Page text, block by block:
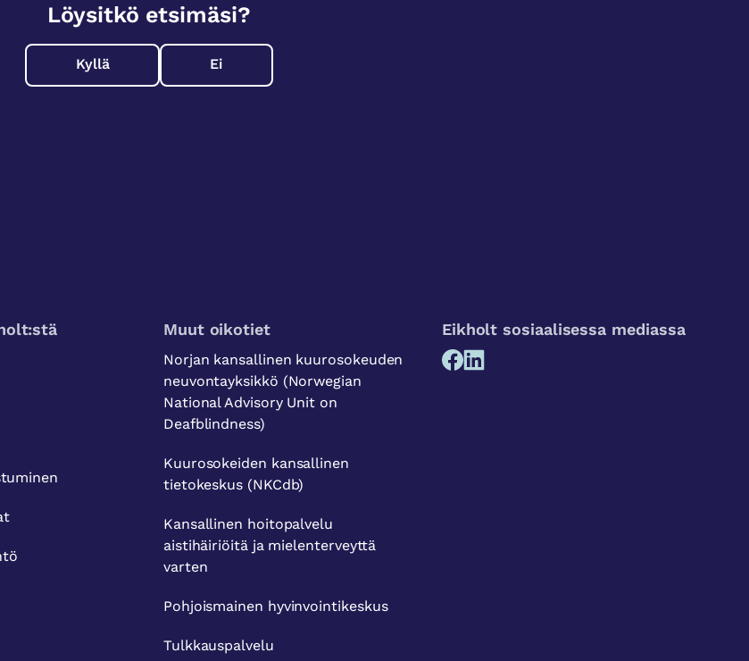
Löysitkö etsimäsi?
Kyllä Ei
Muut oikotiet
Norjan kansallinen kuurosokeuden
neuvontayksikkö (Norwegian
National Advisory Unit on
Deafblindness)
Kuurosokeiden kansallinen
tietokeskus (NKCdb)
Kansallinen hoitopalvelu
aistihäiriöitä ja mielenterveyttä
varten
Pohjoismainen hyvinvointikeskus
Tulkkauspalvelu
Eikholt sosiaalisessa mediassa